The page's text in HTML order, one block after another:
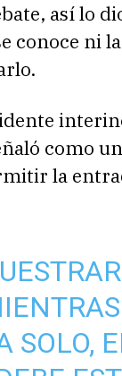
así lo
conoce ni
como
la
SOLO,